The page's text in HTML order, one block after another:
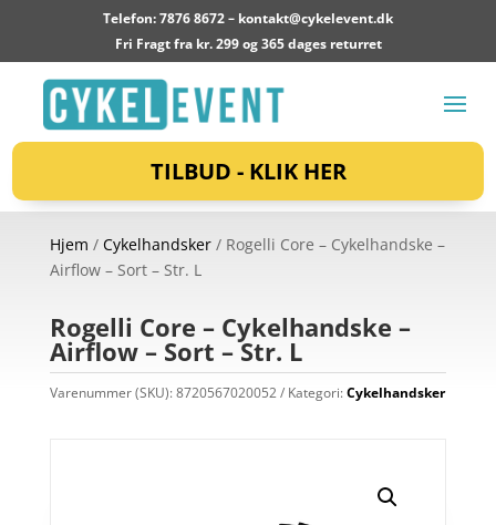
Telefon: 7876 8672 – kontakt@cykelevent.dk
Fri Fragt fra kr. 299 og 365 dages returret
TILBUD - KLIK HER
Hjem / Cykelhandsker/ Rogelli Core – Cykelhandske –
Airflow – Sort – Str. L
Rogelli Core – Cykelhandske –
Airflow – Sort – Str. L
Varenummer (SKU):8720567020052 Kategori:Cykelhandsker